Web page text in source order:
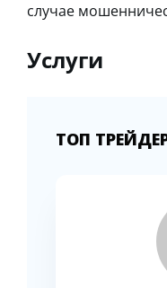
случае
Услуги
ТОП